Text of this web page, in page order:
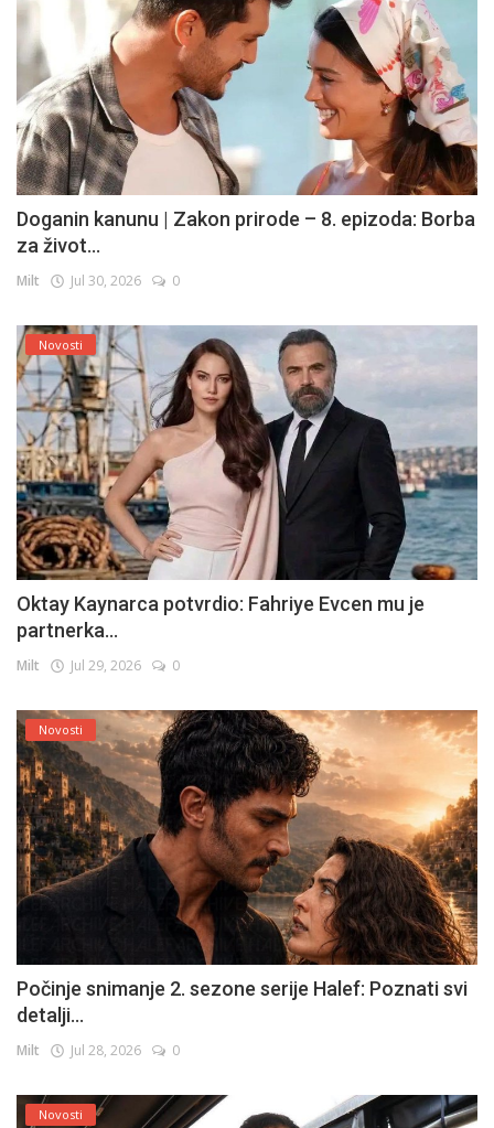
Doganin kanunu | Zakon prirode – 8. epizoda: Borba
za život...
Milt Jul 30, 2026 0
Novosti
Oktay Kaynarca potvrdio: Fahriye Evcen mu je
partnerka...
Milt Jul 29, 2026 0
Novosti
Počinje snimanje 2. sezone serije Halef: Poznati svi
detalji...
Milt Jul 28, 2026 0
Novosti